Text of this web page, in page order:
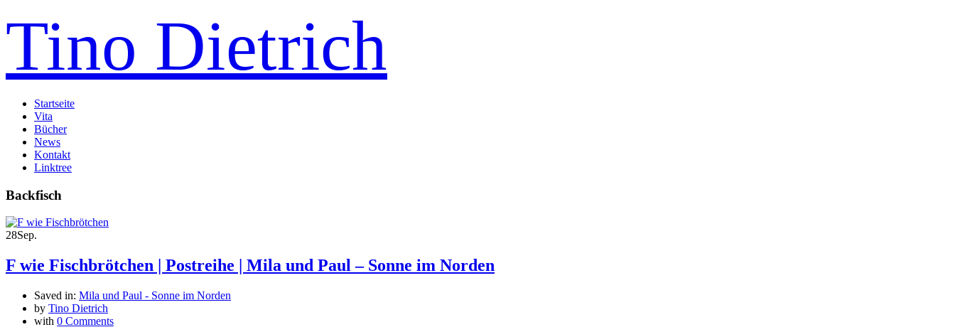
Tino Dietrich
Startseite
Vita
Bücher
News
Kontakt
Linktree
Backfisch
28Sep.
F wie Fischbrötchen | Postreihe | Mila und Paul – Sonne im Norden
Saved in: Mila und Paul - Sonne im Norden
by Tino Dietrich
with 0 Comments